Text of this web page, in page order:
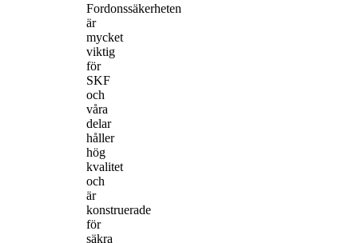
Fordonssäkerheten
är
mycket
viktig
för
SKF
och
våra
delar
håller
hög
kvalitet
och
är
konstruerade
för
säkra